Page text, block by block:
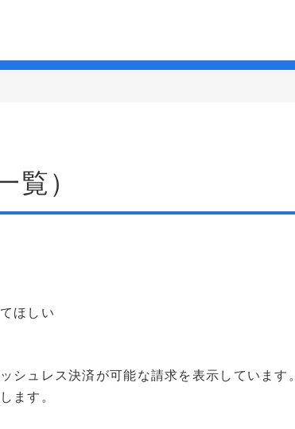
覧）
ほしい
シュレス決済が可能な請求を表示しています。
ます。